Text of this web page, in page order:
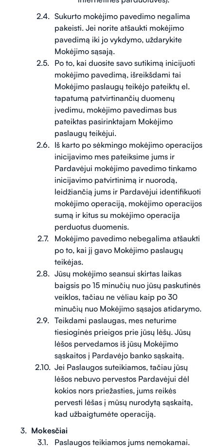
Sukurto mokėjimo pavedimo negalima
pakeisti. Jei norite atšaukti mokėjimo
pavedimą iki jo vykdymo, uždarykite
Mokėjimo sąsają.
Po to, kai duosite savo sutikimą inicijuoti
mokėjimo pavedimą, išreikšdami tai
Mokėjimo paslaugų teikėjo pateiktų el.
tapatumą patvirtinančių duomenų
įvedimu, mokėjimo pavedimas bus
pateiktas pasirinktajam Mokėjimo
paslaugų teikėjui.
Iš karto po sėkmingo mokėjimo operacijos
inicijavimo mes pateiksime jums ir
Pardavėjui mokėjimo pavedimo tinkamo
inicijavimo patvirtinimą ir nuorodą,
leidžiančią jums ir Pardavėjui identifikuoti
mokėjimo operaciją, mokėjimo operacijos
sumą ir kitus su mokėjimo operacija
perduotus duomenis.
Mokėjimo pavedimo nebegalima atšaukti
po to, kai jį gavo Mokėjimo paslaugų
teikėjas.
Jūsų mokėjimo seansui skirtas laikas
baigsis po 15 minučių nuo jūsų paskutinės
veiklos, tačiau ne vėliau kaip po 30
minučių nuo Mokėjimo sąsajos atidarymo.
Teikdami paslaugas, mes neturime
tiesioginės prieigos prie jūsų lėšų. Jūsų
lėšos pervedamos iš jūsų Mokėjimo
sąskaitos į Pardavėjo banko sąskaitą.
Jei Paslaugos suteikiamos, tačiau jūsų
lėšos nebuvo pervestos Pardavėjui dėl
kokios nors priežasties, jums reikės
pervesti lėšas į mūsų nurodytą sąskaitą,
kad užbaigtumėte operaciją.
Mokesčiai
Paslaugos teikiamos jums nemokamai.